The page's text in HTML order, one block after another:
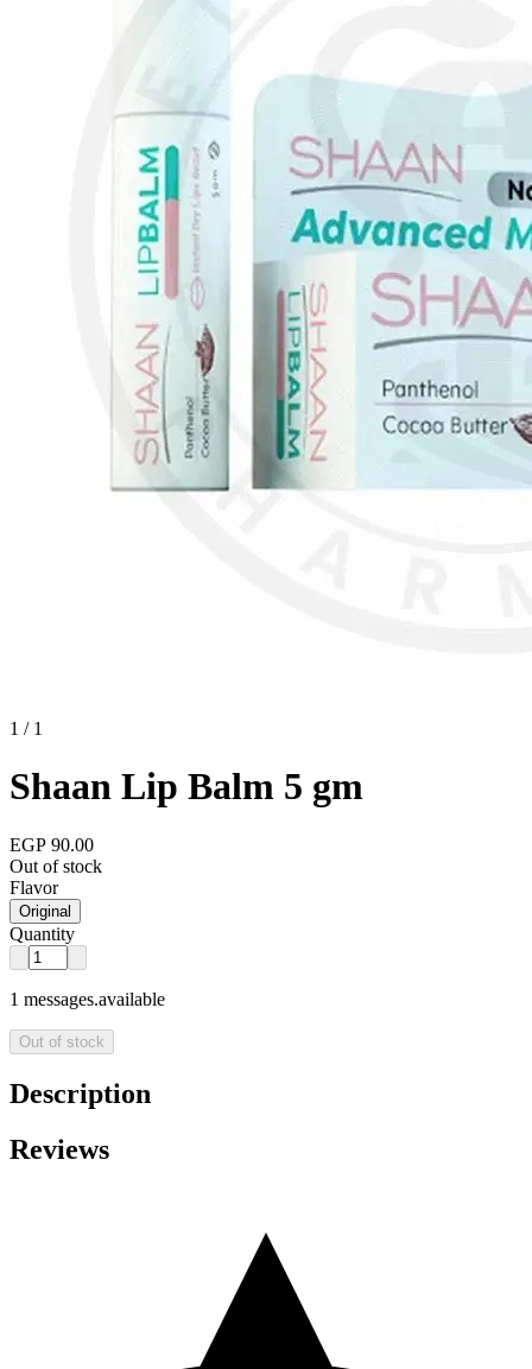
1 / 1
Shaan Lip Balm 5 gm
EGP 90.00
Out of stock
Flavor
Original
Quantity
1 messages.available
Out of stock
Description
Reviews